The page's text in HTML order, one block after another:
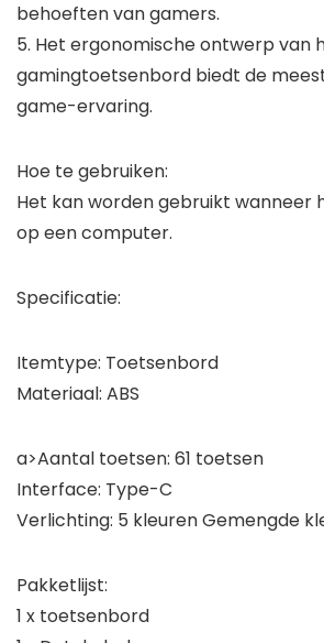
behoeften van gamers.
5. Het ergonomische ontwerp van
gamingtoetsenbord biedt de
game-ervaring.
Hoe te gebruiken:
Het kan worden gebruikt wanneer
op een computer.
Specificatie:
Itemtype: Toetsenbord
Materiaal: ABS
a>Aantal toetsen: 61 toetsen
Interface: Type-C
Verlichting: 5 kleuren Gemengde
Pakketlijst:
1 x toetsenbord